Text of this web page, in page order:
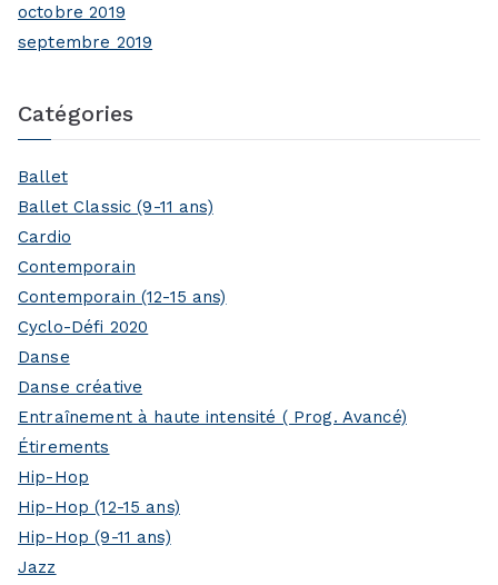
octobre 2019
septembre 2019
Catégories
Ballet
Ballet Classic (9-11 ans)
Cardio
Contemporain
Contemporain (12-15 ans)
Cyclo-Défi 2020
Danse
Danse créative
Entraînement à haute intensité ( Prog. Avancé)
Étirements
Hip-Hop
Hip-Hop (12-15 ans)
Hip-Hop (9-11 ans)
Jazz